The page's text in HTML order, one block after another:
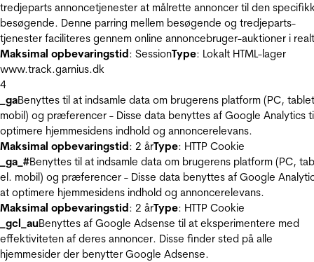
tredjeparts annoncetjenester at målrette annoncer til den
besøgende. Denne parring mellem besøgende og tredjeparts-
tjenester faciliteres gennem online annoncebruger-auktioner i
Maksimal opbevaringstid: SessionType: Lokalt HTML-lager
www.track.garnius.dk
4
_gaBenyttes til at indsamle data om brugerens platform (PC,
mobil) og præferencer - Disse data benyttes af Google Analytics
optimere hjemmesidens indhold og annoncerelevans.
Maksimal opbevaringstid: 2 årType: HTTP Cookie
_ga_#Benyttes til at indsamle data om brugerens platform (PC,
el. mobil) og præferencer - Disse data benyttes af Google
at optimere hjemmesidens indhold og annoncerelevans.
Maksimal opbevaringstid: 2 årType: HTTP Cookie
_gcl_auBenyttes af Google Adsense til at eksperimentere med
effektiviteten af deres annoncer. Disse finder sted på alle
hjemmesider der benytter Google Adsense.